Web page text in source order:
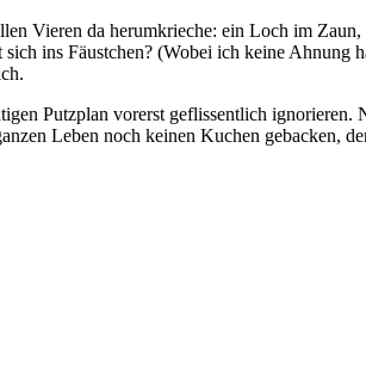
Vieren da herumkrieche: ein Loch im
ins Fäustchen? (Wobei ich keine Ahnung
Putzplan vorerst geflissentlich
Leben noch keinen Kuchen gebacken,